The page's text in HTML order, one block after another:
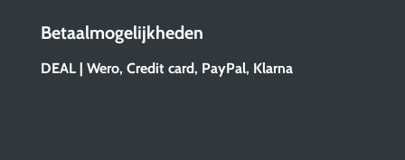
Betaalmogelijkheden
DEAL | Wero, Credit card, PayPal, Klarna